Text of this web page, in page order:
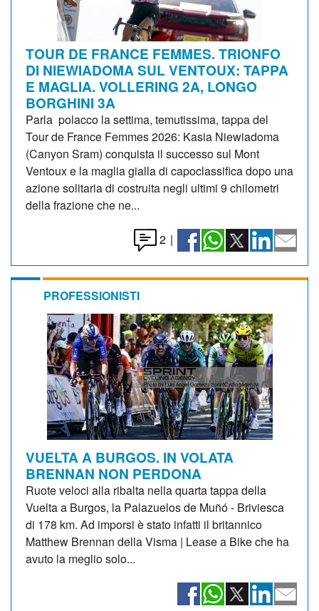
TOUR DE FRANCE FEMMES. TRIONFO
DI NIEWIADOMA SUL VENTOUX: TAPPA
E MAGLIA. VOLLERING 2A, LONGO
BORGHINI 3A
Parla polacco la settima, temutissima, tappa del
Tour de France Femmes 2026: Kasia Niewiadoma
(Canyon Sram) conquista il successo sul Mont
Ventoux e la maglia gialla di capoclassifica dopo una
azione solitaria di costruita negli ultimi 9 chilometri
della frazione che ne...
2 |
PROFESSIONISTI
VUELTA A BURGOS. IN VOLATA
BRENNAN NON PERDONA
Ruote veloci alla ribalta nella quarta tappa della
Vuelta a Burgos, la Palazuelos de Muñó - Briviesca
di 178 km. Ad imporsi è stato infatti il britannico
Matthew Brennan della Visma | Lease a Bike che ha
avuto la meglio solo...